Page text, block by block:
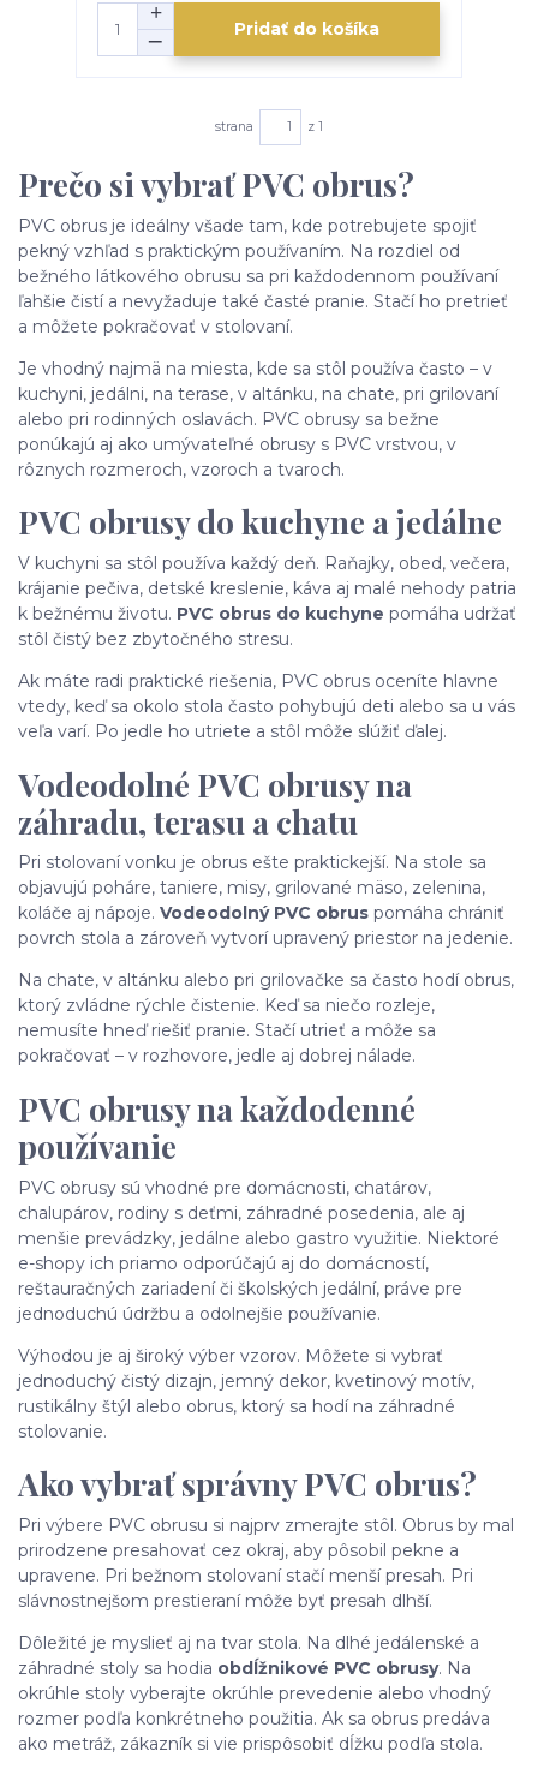
Pridať do košíka
strana z 1
Prečo si vybrať PVC obrus?
PVC obrus je ideálny všade tam, kde potrebujete spojiť
pekný vzhľad s praktickým používaním. Na rozdiel od
bežného látkového obrusu sa pri každodennom používaní
ľahšie čistí a nevyžaduje také časté pranie. Stačí ho pretrieť
a môžete pokračovať v stolovaní.
Je vhodný najmä na miesta, kde sa stôl používa často – v
kuchyni, jedálni, na terase, v altánku, na chate, pri grilovaní
alebo pri rodinných oslavách. PVC obrusy sa bežne
ponúkajú aj ako umývateľné obrusy s PVC vrstvou, v
rôznych rozmeroch, vzoroch a tvaroch.
PVC obrusy do kuchyne a jedálne
V kuchyni sa stôl používa každý deň. Raňajky, obed, večera,
krájanie pečiva, detské kreslenie, káva aj malé nehody patria
k bežnému životu. PVC obrus do kuchyne pomáha udržať
stôl čistý bez zbytočného stresu.
Ak máte radi praktické riešenia, PVC obrus oceníte hlavne
vtedy, keď sa okolo stola často pohybujú deti alebo sa u vás
veľa varí. Po jedle ho utriete a stôl môže slúžiť ďalej.
Vodeodolné PVC obrusy na
záhradu, terasu a chatu
Pri stolovaní vonku je obrus ešte praktickejší. Na stole sa
objavujú poháre, taniere, misy, grilované mäso, zelenina,
koláče aj nápoje. Vodeodolný PVC obrus pomáha chrániť
povrch stola a zároveň vytvorí upravený priestor na jedenie.
Na chate, v altánku alebo pri grilovačke sa často hodí obrus,
ktorý zvládne rýchle čistenie. Keď sa niečo rozleje,
nemusíte hneď riešiť pranie. Stačí utrieť a môže sa
pokračovať – v rozhovore, jedle aj dobrej nálade.
PVC obrusy na každodenné
používanie
PVC obrusy sú vhodné pre domácnosti, chatárov,
chalupárov, rodiny s deťmi, záhradné posedenia, ale aj
menšie prevádzky, jedálne alebo gastro využitie. Niektoré
e-shopy ich priamo odporúčajú aj do domácností,
reštauračných zariadení či školských jedální, práve pre
jednoduchú údržbu a odolnejšie používanie.
Výhodou je aj široký výber vzorov. Môžete si vybrať
jednoduchý čistý dizajn, jemný dekor, kvetinový motív,
rustikálny štýl alebo obrus, ktorý sa hodí na záhradné
stolovanie.
Ako vybrať správny PVC obrus?
Pri výbere PVC obrusu si najprv zmerajte stôl. Obrus by mal
prirodzene presahovať cez okraj, aby pôsobil pekne a
upravene. Pri bežnom stolovaní stačí menší presah. Pri
slávnostnejšom prestieraní môže byť presah dlhší.
Dôležité je myslieť aj na tvar stola. Na dlhé jedálenské a
záhradné stoly sa hodia obdĺžnikové PVC obrusy. Na
okrúhle stoly vyberajte okrúhle prevedenie alebo vhodný
rozmer podľa konkrétneho použitia. Ak sa obrus predáva
ako metráž, zákazník si vie prispôsobiť dĺžku podľa stola.